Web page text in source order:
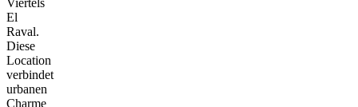
Viertels
El
Raval.
Diese
Location
verbindet
urbanen
Charme